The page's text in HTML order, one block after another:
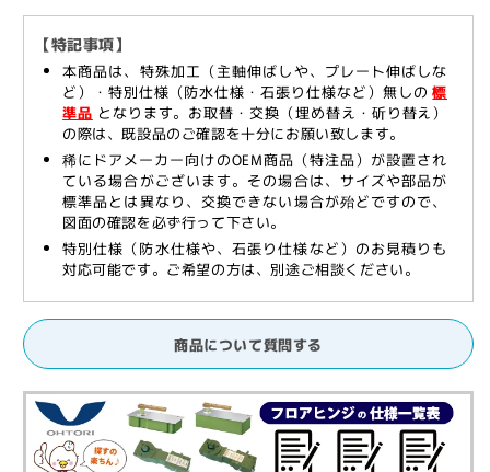
一
般
ド
ア
用,
DIA】
の
数
量
を
減
ら
般
ド
ア
用,
DIA】
の
数
量
を
増
や
【特記事項】
本商品は、特殊加工（主軸伸ばしや、プレート伸ばしな
ど）・特別仕様（防水仕様・石張り仕様など）無しの標
準品 となります。お取替・交換（埋め替え・斫り替え）
の際は、既設品のご確認を十分にお願い致します。
稀にドアメーカー向けのOEM商品（特注品）が設置され
ている場合がございます。その場合は、サイズや部品が
標準品とは異なり、交換できない場合が殆どですので、
図面の確認を必ず行って下さい。
特別仕様（防水仕様や、石張り仕様など）のお見積りも
対応可能です。ご希望の方は、別途ご相談ください。
商品について質問する